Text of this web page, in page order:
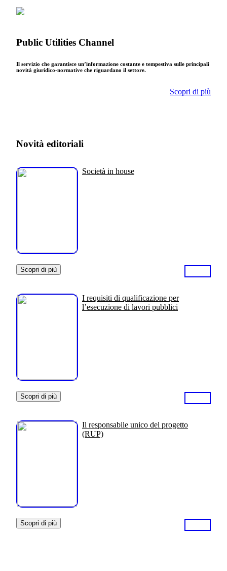
Public Utilities Channel
Il servizio che garantisce un’informazione costante e tempestiva sulle principali
novità giuridico-normative che riguardano il settore.
Scopri di più
Novità editoriali
Società in house
Scopri di più
I requisiti di qualificazione per
l’esecuzione di lavori pubblici
Scopri di più
Il responsabile unico del progetto
(RUP)
Scopri di più